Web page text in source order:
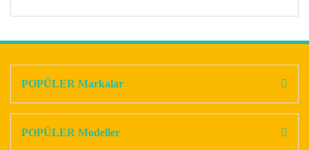
Ürün açıklamasında eksik bilgiler bulunuyor.
POPÜLER Markalar
POPÜLER Modeller